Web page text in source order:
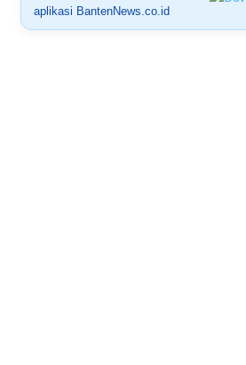
aplikasi BantenNews.co.id